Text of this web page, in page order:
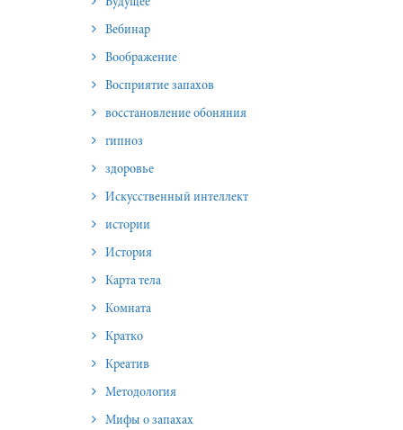
Вебинар
Воображение
Восприятие запахов
восстановление обоняния
гипноз
здоровье
Искусственный интеллект
истории
История
Карта тела
Комната
Кратко
Креатив
Методология
Мифы о запахах